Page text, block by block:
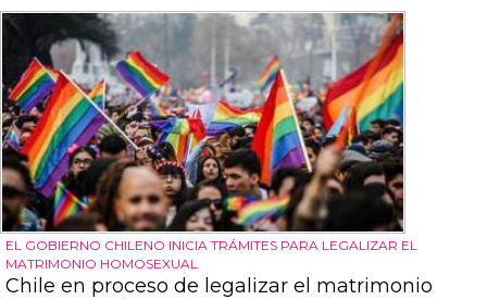
EL GOBIERNO CHILENO INICIA TRÁMITES PARA LEGALIZAR EL
MATRIMONIO HOMOSEXUAL
Chile en proceso de legalizar el matrimonio